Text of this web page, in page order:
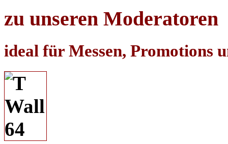
zu unseren Moderatoren
ideal für Messen, Promotions